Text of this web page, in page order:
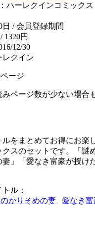
ハーレクインコミックス
日 / 会員登録期間
1320円
12/30
レクイン
ページ
ページ数が少ない場合
をまとめてお得にお楽
スのセットです。「謎
妻」「愛なき富豪が授け
ル：
かりそめの妻 愛なき